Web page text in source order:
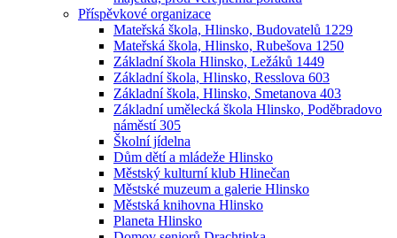
Příspěvkové organizace
Mateřská škola, Hlinsko, Budovatelů 1229
Mateřská škola, Hlinsko, Rubešova 1250
Základní škola Hlinsko, Ležáků 1449
Základní škola, Hlinsko, Resslova 603
Základní škola, Hlinsko, Smetanova 403
Základní umělecká škola Hlinsko, Poděbradovo
náměstí 305
Školní jídelna
Dům dětí a mládeže Hlinsko
Městský kulturní klub Hlinečan
Městské muzeum a galerie Hlinsko
Městská knihovna Hlinsko
Planeta Hlinsko